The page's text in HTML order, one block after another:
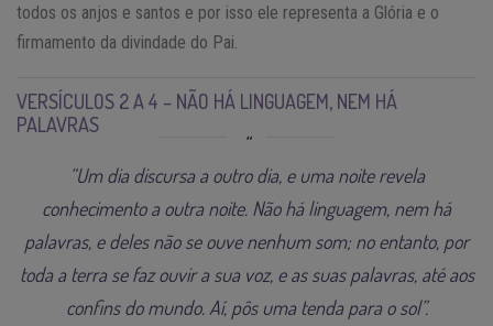
todos os anjos e santos e por isso ele representa a Glória e o
firmamento da divindade do Pai.
VERSÍCULOS 2 A 4 – NÃO HÁ LINGUAGEM, NEM HÁ
PALAVRAS
“Um dia discursa a outro dia, e uma noite revela
conhecimento a outra noite. Não há linguagem, nem há
palavras, e deles não se ouve nenhum som; no entanto, por
toda a terra se faz ouvir a sua voz, e as suas palavras, até aos
confins do mundo. Aí, pôs uma tenda para o sol”.